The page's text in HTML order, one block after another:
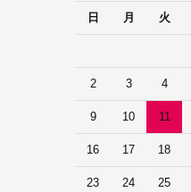
日
月 火
2 3 4
9 10 11
16 17 18
23 24 25